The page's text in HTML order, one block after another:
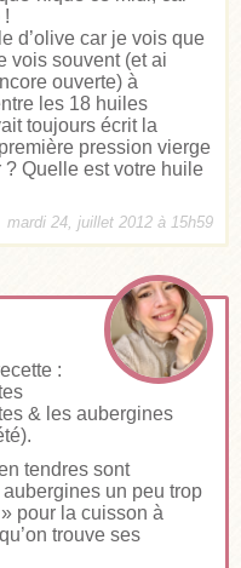
!
d’olive car je vois que
vois souvent (et ai
ouverte) à
les 18 huiles
toujours écrit la
pression vierge
Quelle est votre huile
mardi 24, juillet 2012 à 15h59
:
& les aubergines
tendres sont
un peu trop
pour la cuisson à
trouve ses